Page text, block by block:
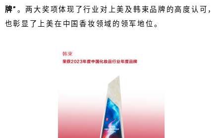
牌” 。两大奖项体现了行业对上美及韩束品牌的高度认可，
也彰显了上美在中国香妆领域的领军地位。